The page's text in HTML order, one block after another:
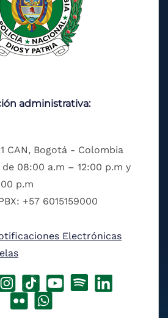
administrativa:
CAN, Bogotá - Colombia
08:00 a.m – 12:00 p.m y
p.m
+57 6015159000
Electrónicas